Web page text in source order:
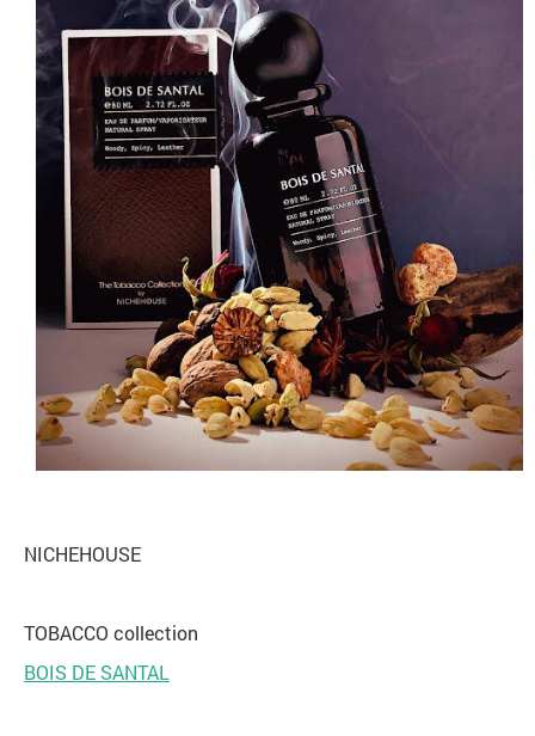
NICHEHOUSE
TOBACCO collection
BOIS DE SANTAL